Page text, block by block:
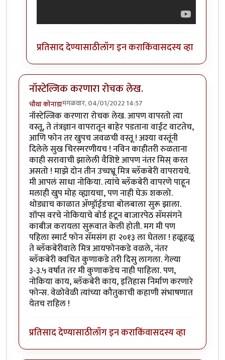
प्रतिसाद देण्यासाठीलॉग इन कराकिंवासदस्य व्हा
नॉस्टेल्जिक करणारा रोचक लेख.
चौथा कोनाडामंगळवार, 04/01/2022 14:57
नॉस्टेल्जिक करणारा रोचक लेख. आपण वापरतो त्या
वस्तू, ते तंत्रज्ञान वापरातून बाहेर पडताना वाईट वाटतेच,
आणि फोन तर खुपच जवळची वस्तू ! अश्या वस्तूंनी
दिलेले सुख चिरस्मरणीयच ! नविन काहीतरी रुळताना
काही सरावाची झालेली वैशिष्टे आपण नंतर मिस् करत
असतो ! माझे दोन तीन उच्चभ्रू मित्र ब्लॅकबेरी वापरायचे.
मी आपलं साधा नोकिया. त्यांचे ब्लॅकबेरी वापरणे पाहून
मलाही खुप मोह व्ह्यायचा, पण नाही घेऊ शकलो.
थोड्याच काळात अ‍ॅण्ड्रॉईडचा बोलबाला सुरू झाला.
शॉप्स वरचे नोकियाचे बोर्ड हटून बाजारपेठ सॅमसंगने
काबीज करायला सुरूवात केली होती. मग मी पण
पहिला स्मार्ट फोन सॅमसंग हा २०१३ ला घेतला ! हळूहळू
ते ब्लॅकबेरीवाले मित्र आयफोनकडे वळले, नंतर
ब्लॅकबेरी क्वचित कुणाकडे तरी दिसु लागला. गेल्या
३-३.५ वर्षात तर मी कुणाकडेच नाही पाहिला. पण,
नोकिया काय, ब्लॅकबेरी काय, इतिहास निर्माण करणारे
फोन्स. वेळोवेळी त्यांच्या कौतुकाची कहाणी संभाषणात
येतच राहिल !
प्रतिसाद देण्यासाठीलॉग इन कराकिंवासदस्य व्हा